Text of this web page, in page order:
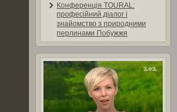
Конференція TOURAL:
професійний діалог і
знайомство з природними
перлинами Побужжя